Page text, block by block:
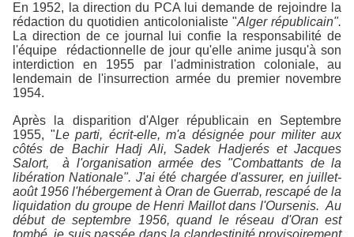
En 1952, la direction du PCA lui demande de rejoindre la
rédaction du quotidien anticolonialiste "Alger républicain".
La direction de ce journal lui confie la responsabilité de
l'équipe rédactionnelle de jour qu'elle anime jusqu'à son
interdiction en 1955 par l'administration coloniale, au
lendemain de l'insurrection armée du premier novembre
1954.
Après la disparition d'Alger républicain en Septembre
1955, "Le parti, écrit-elle, m'a désignée pour militer aux
côtés de Bachir Hadj Ali, Sadek Hadjerés et Jacques
Salort, à l'organisation armée des "Combattants de la
libération Nationale". J'ai été chargée d'assurer, en juillet-
août 1956 l'hébergement à Oran de Guerrab, rescapé de la
liquidation du groupe de Henri Maillot dans l'Oursenis. Au
début de septembre 1956, quand le réseau d'Oran est
tombé, je suis passée dans la clandestinité provisoirement